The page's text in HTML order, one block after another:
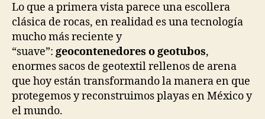
Lo que a primera vista parece una escollera
clásica de rocas, en realidad es una tecnología
mucho más reciente y
“suave”: geocontenedores o geotubos,
enormes sacos de geotextil rellenos de arena
que hoy están transformando la manera en que
protegemos y reconstruimos playas en México y
el mundo.